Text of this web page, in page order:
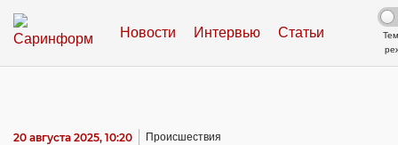
Новости Интервью Статьи
20 августа 2025, 10:20 Происшествия